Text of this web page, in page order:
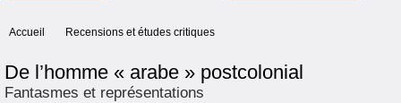
Accueil Recensions et études critiques
De l’homme « arabe » postcolonial
Fantasmes et représentations